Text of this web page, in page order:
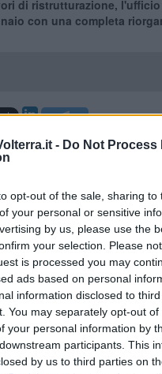
- Do Not Process
opt-out of the sale, sharing to
your personal or sensitive
by us, please use the
your selection. Please
is processed you may
ads based on personal
information disclosed to
You may separately opt-out
your personal information by
downstream participants. This
by us to third parties on
di ristrutturazione,
con una completa
Terminati i lavori di
l'ufficio postale di Volterra
infatti, i lavori di ristrutturazione
appena saranno operativi,
grazie al
l’iniziativa ideata da
coesione economica, sociale e
di 15mila abitanti
interventi - spiega Poste
degli spazi